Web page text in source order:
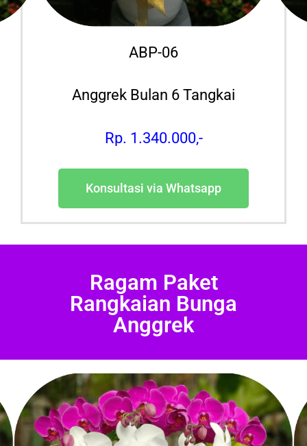
ABP-06
Anggrek Bulan 6 Tangkai
Rp. 1.340.000,-
Konsultasi via Whatsapp
Ragam Paket
Rangkaian Bunga
Anggrek